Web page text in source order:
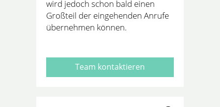
wird jedoch schon bald einen
Großteil der eingehenden Anrufe
übernehmen können.
Team kontaktieren